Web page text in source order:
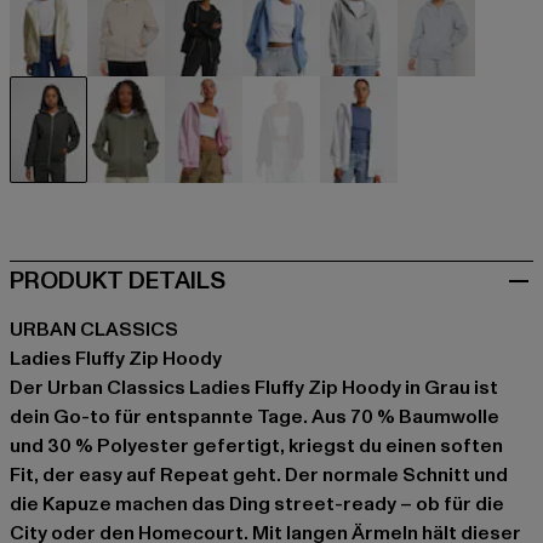
beige beige schwarz grau
PRODUKT DETAILS
URBAN CLASSICS
Ladies Fluffy Zip Hoody
Der Urban Classics Ladies Fluffy Zip Hoody in Grau ist
dein Go-to für entspannte Tage. Aus 70 % Baumwolle
und 30 % Polyester gefertigt, kriegst du einen soften
Fit, der easy auf Repeat geht. Der normale Schnitt und
die Kapuze machen das Ding street-ready – ob für die
City oder den Homecourt. Mit langen Ärmeln hält dieser